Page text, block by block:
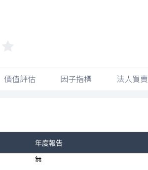
價值評估 因子指標 法人買賣
年度報告
無